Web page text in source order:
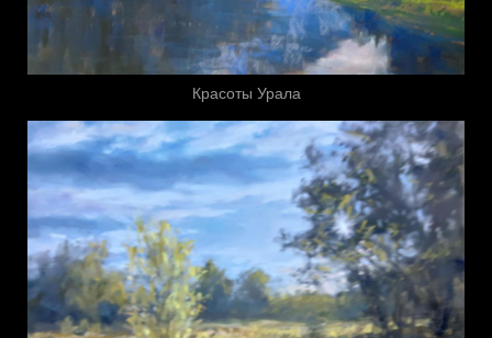
Красоты Урала